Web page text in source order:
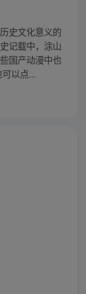
史文化意义的
记载中，涂山
国产动漫中也
以点...